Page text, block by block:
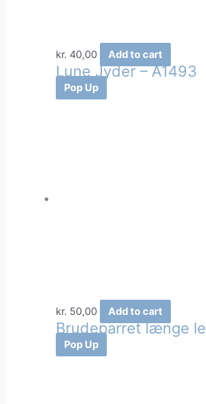
kr. 40,00 Add to cart
Lune Jyder – A1493
Pop Up
kr. 50,00 Add to cart
Brudeparret længe
Pop Up